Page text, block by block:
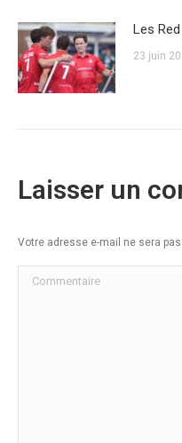
Les
23 juin
Laisser un
Votre adresse e-mail ne sera
Commentaire